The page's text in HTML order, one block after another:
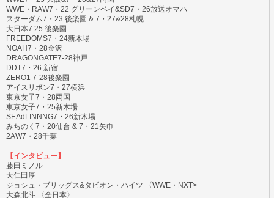
WWE・RAW7・22 グリーンベイ&SD7・26放送オマハ
スターダム7・23 後楽園 & 7・27&28札幌
大日本7.25 後楽園
FREEDOMS7・24新木場
NOAH7・28金沢
DRAGONGATE7-28神戸
DDT7・26 新宿
ZERO1 7-28後楽園
アイスリボン7・27横浜
東京女子7・28両国
東京女子7・25新木場
SEAdLINNNG7・26新木場
みちのく7・20仙台 & 7・21矢巾
2AW7・28千葉
【インタビュー】
藤田ミノル
大仁田厚
ジョシュ・ブリッグス&タビオン・ハイツ 〈WWE・NXT>
大森北斗 〈全日本〉